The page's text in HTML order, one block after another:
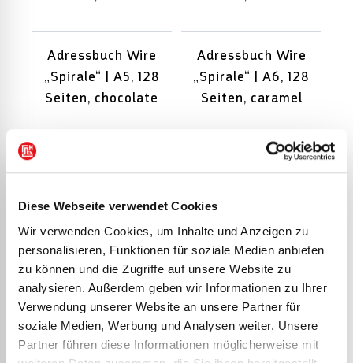
Diese Webseite verwendet Cookies
Wir verwenden Cookies, um Inhalte und Anzeigen zu
personalisieren, Funktionen für soziale Medien anbieten
zu können und die Zugriffe auf unsere Website zu
analysieren. Außerdem geben wir Informationen zu Ihrer
Verwendung unserer Website an unsere Partner für
soziale Medien, Werbung und Analysen weiter. Unsere
Partner führen diese Informationen möglicherweise mit
Adressbuch Wire
„Spirale“ | A5, 128
Seiten, chocolate
Adressbuch Wire
„Spirale“ | A6, 128
Seiten, caramel
Ergänzungsblätter |
Ersatzeinlage | A5,
chamois
Ersatzeinlage | A5,
weiß
Ersatzregister Ersatzregister | weiß